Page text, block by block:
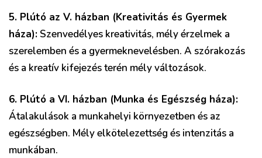
5. Plútó az V. házban (Kreativitás és Gyermek
háza): Szenvedélyes kreativitás, mély érzelmek a
szerelemben és a gyermeknevelésben. A szórakozás
és a kreatív kifejezés terén mély változások.
6. Plútó a VI. házban (Munka és Egészség háza):
Átalakulások a munkahelyi környezetben és az
egészségben. Mély elkötelezettség és intenzitás a
munkában.